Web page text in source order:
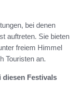
bei denen
auftreten. Sie bieten
freiem Himmel
Touristen an.
diesen Festivals